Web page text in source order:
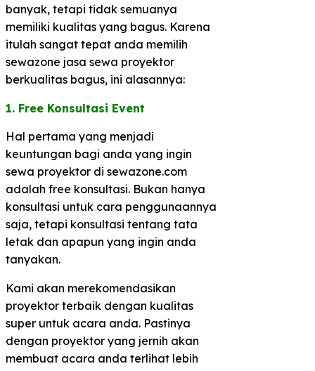
banyak, tetapi tidak semuanya
memiliki kualitas yang bagus. Karena
itulah sangat tepat anda memilih
sewazone jasa sewa proyektor
berkualitas bagus, ini alasannya:
1. Free Konsultasi Event
Hal pertama yang menjadi
keuntungan bagi anda yang ingin
sewa proyektor di sewazone.com
adalah free konsultasi. Bukan hanya
konsultasi untuk cara penggunaannya
saja, tetapi konsultasi tentang tata
letak dan apapun yang ingin anda
tanyakan.
Kami akan merekomendasikan
proyektor terbaik dengan kualitas
super untuk acara anda. Pastinya
dengan proyektor yang jernih akan
membuat acara anda terlihat lebih